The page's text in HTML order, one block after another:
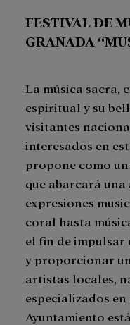
FESTIVAL DE
GRANADA
La música sacra,
espiritual y su
visitantes
interesados en
propone como
que abarcará
expresiones
coral hasta
el fin de
y proporcionar
artistas locales,
especializados en
Ayuntamiento